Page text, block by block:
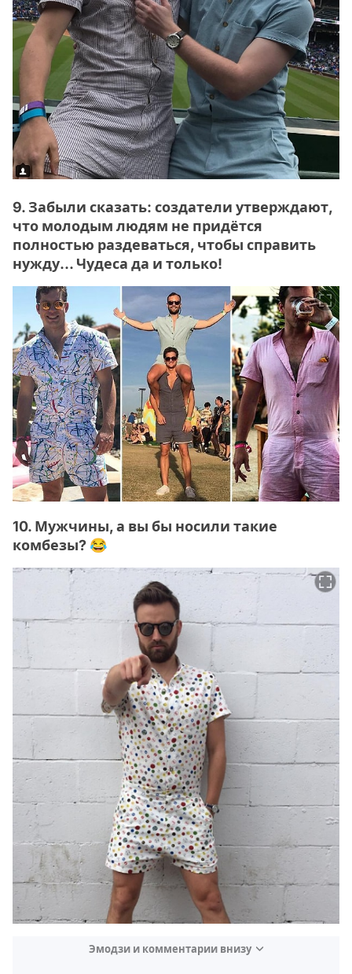
9. Забыли сказать: создатели утверждают,
что молодым людям не придётся
полностью раздеваться, чтобы справить
нужду... Чудеса да и только!
10. Мужчины, а вы бы носили такие
комбезы? 😂
Эмодзи и комментарии внизу